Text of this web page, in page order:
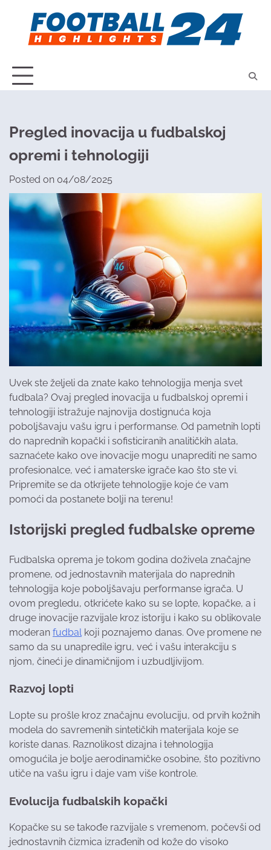
content
Pregled inovacija u fudbalskoj
opremi i tehnologiji
Posted on 04/08/2025
Uvek ste željeli da znate kako tehnologija menja svet
fudbala? Ovaj pregled inovacija u fudbalskoj opremi i
tehnologiji istražuje najnovija dostignuća koja
poboljšavaju vašu igru i performanse. Od pametnih lopti
do naprednih kopački i sofisticiranih analitičkih alata,
saznaćete kako ove inovacije mogu unaprediti ne samo
profesionalce, već i amaterske igrače kao što ste vi.
Pripremite se da otkrijete tehnologije koje će vam
pomoći da postanete bolji na terenu!
Istorijski pregled fudbalske opreme
Fudbalska oprema je tokom godina doživela značajne
promene, od jednostavnih materijala do naprednih
tehnologija koje poboljšavaju performanse igrača. U
ovom pregledu, otkrićete kako su se lopte, kopačke, a i
druge inovacije razvijale kroz istoriju i kako su oblikovale
moderan fudbal koji poznajemo danas. Ove promene ne
samo da su unapredile igru, već i vašu interakciju s
njom, čineći je dinamičnijom i uzbudljivijom.
Razvoj lopti
Lopte su prošle kroz značajnu evoluciju, od prvih kožnih
modela do savremenih sintetičkih materijala koje se
koriste danas. Raznolikost dizajna i tehnologija
omogućila je bolje aerodinamičke osobine, što pozitivno
utiče na vašu igru i daje vam više kontrole.
Evolucija fudbalskih kopački
Kopačke su se takođe razvijale s vremenom, počevši od
jednostavnih čizmica izrađenih od kože do visoko